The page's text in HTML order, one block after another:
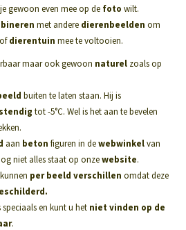
gewoon even mee op de foto wilt.
met andere dierenbeelden om
ofdierentuin mee te voltooien.
maar ook gewoon naturel zoals op
buiten te laten staan. Hij is
tot -5°C. Wel is het aan te bevelen
aan beton figuren in dewebwinkelvan
niet alles staat op onzewebsite.
kunnen per beeld verschillen omdat deze
en kunt u het niet vinden op de
.